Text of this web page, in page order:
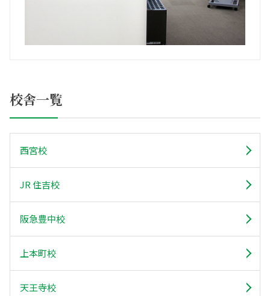
校舎一覧
西宮校
JR 住吉校
阪急豊中校
上本町校
天王寺校